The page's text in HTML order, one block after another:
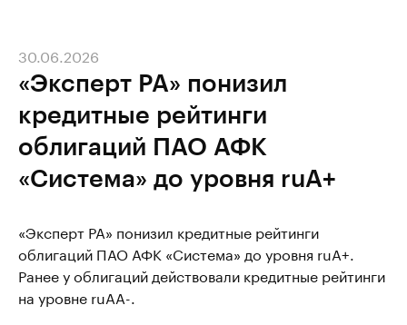
«Эксперт РА» понизил
кредитные рейтинги
облигаций ПАО АФК
«Система» до уровня ruA+
30.06.2026
«Эксперт РА» понизил кредитные рейтинги
облигаций ПАО АФК «Система» до уровня ruA+.
Ранее у облигаций действовали кредитные рейтинги
на уровне ruAA-.